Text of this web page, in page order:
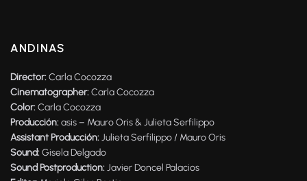
ANDINAS
Director:Carla Cocozza
Cinematographer:Carla Cocozza
Color:Carla Cocozza
Producción:asis – Mauro Oris & Julieta Serfilippo
Assistant Producción:Julieta Serfilippo / Mauro Oris
Sound:Gisela Delgado
Sound Postproduction:Javier Doncel Palacios